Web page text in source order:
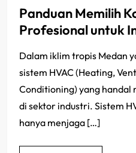
Panduan Memilih
Profesional untuk
Dalam iklim tropis Medan
sistem HVAC (Heating,
Conditioning) yang handal
di sektor industri. Sistem
hanya menjaga […]